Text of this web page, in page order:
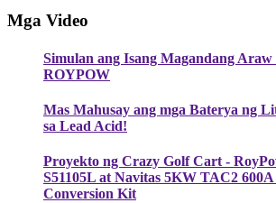
Mga Video
Simulan ang Isang Magandang Araw
ROYPOW
Mas Mahusay ang mga Baterya ng
sa Lead Acid!
Proyekto ng Crazy Golf Cart -
S51105L at Navitas 5KW TAC2
Conversion Kit